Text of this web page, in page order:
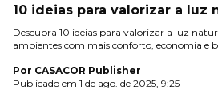
10 ideias para valorizar a luz
Descubra 10 ideias para valorizar a luz
ambientes com mais conforto, economia e
Por CASACOR Publisher
Publicado em 1 de ago. de 2025, 9:25